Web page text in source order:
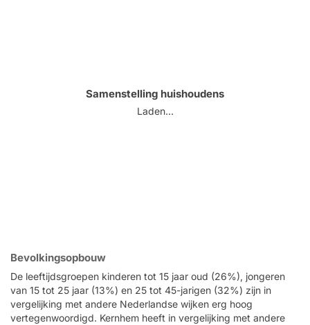
Samenstelling huishoudens
Laden...
Bevolkingsopbouw
De leeftijdsgroepen kinderen tot 15 jaar oud (26%), jongeren
van 15 tot 25 jaar (13%) en 25 tot 45-jarigen (32%) zijn in
vergelijking met andere Nederlandse wijken erg hoog
vertegenwoordigd. Kernhem heeft in vergelijking met andere